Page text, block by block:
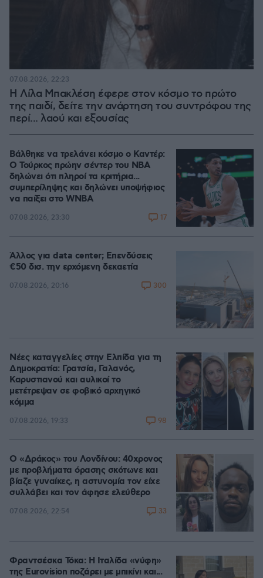
Η Λίλα Μπακλέση έφερε στον κόσμο το πρώτο
της παιδί, δείτε την ανάρτηση του συντρόφου της
περί... λαού και εξουσίας
07.08.2026, 22:23
Βάλθηκε να τρελάνει κόσμο ο Καντέρ:
Ο Τούρκος πρώην σέντερ του NBA
δηλώνει ότι πληροί τα κριτήρια...
συμπερίληψης και δηλώνει υποψήφιος
να παίξει στο WNBA
07.08.2026, 23:30 17
Άλλος για data center; Επενδύσεις
€50 δισ. την ερχόμενη δεκαετία
07.08.2026, 20:16 300
Νέες καταγγελίες στην Ελπίδα για τη
Δημοκρατία: Γρατσία, Γαλανός,
Καρυστιανού και αυλικοί το
μετέτρεψαν σε φοβικό αρχηγικό
κόμμα
07.08.2026, 19:33 98
Ο «Δράκος» του Λονδίνου: 40χρονος
με προβλήματα όρασης σκότωνε και
βίαζε γυναίκες, η αστυνομία τον είχε
συλλάβει και τον άφησε ελεύθερο
07.08.2026, 22:54 33
Φραντσέσκα Τόκα: Η Ιταλίδα «νύφη»
της Eurovision ποζάρει με μπικίνι και...